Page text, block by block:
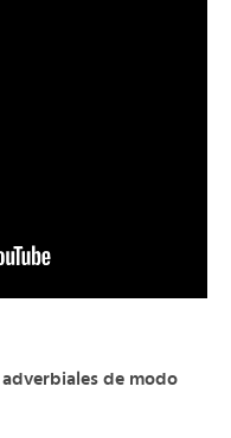
adverbiales de modo